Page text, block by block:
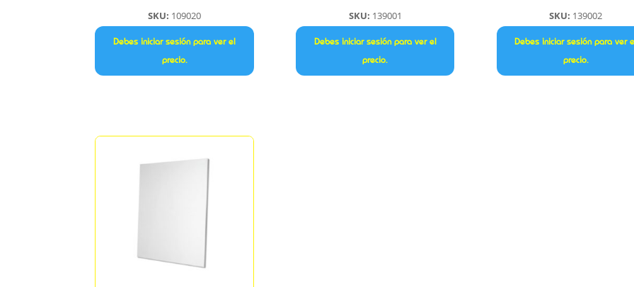
SKU: 109020
Debes iniciar sesión para ver el
precio.
SKU: 139001
Debes iniciar sesión para ver el
precio.
SKU: 139002
Debes iniciar sesión para ver
precio.